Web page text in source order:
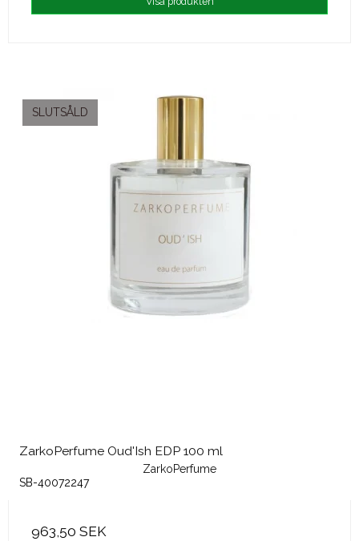
SLUTSÅLD
ZarkoPerfume Oud'Ish EDP 100 ml
ZarkoPerfume
SB-40072247
963,50 SEK